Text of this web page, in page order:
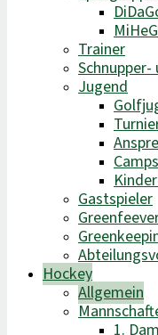
Trainer
Jugend
Camps
Gastspieler
Hockey
Allgemein
1.